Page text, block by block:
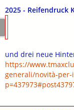
2025 - Reifendruck
und drei neue
https://
generali/novità-per-